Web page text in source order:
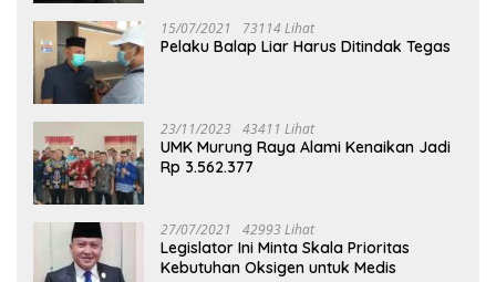
15/07/2021 73114 Lihat
Pelaku Balap Liar Harus Ditindak Tegas
23/11/2023 43411 Lihat
UMK Murung Raya Alami Kenaikan Jadi
Rp 3.562.377
27/07/2021 42993 Lihat
Legislator Ini Minta Skala Prioritas
Kebutuhan Oksigen untuk Medis